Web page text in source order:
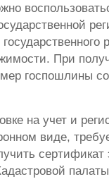
При
госпошлины
на учет и
виде,
сертификат